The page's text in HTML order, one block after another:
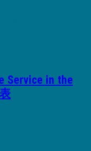
Service in the